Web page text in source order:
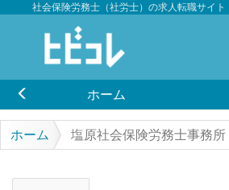
社会保険労務士（社労士）の求人転職サイト
ホーム
ホーム 塩原社会保険労務士事務所